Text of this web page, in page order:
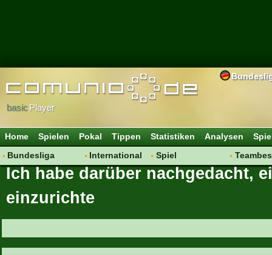
basicPlayer
Home Spielen Pokal Tippen Statistiken Analysen
Bundesliga
Hot News
Talk
Spielanalyse
Vereinsdiskussion
Vereinsfragen
International
Vereine
Spiel
Regeln & Tipps
Ich habe darüber nachgedacht,
einzurichte